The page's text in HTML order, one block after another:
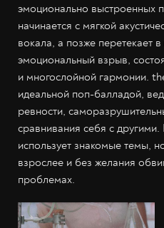
эмоционально выстроенных
начинается с мягкой
вокала, а позже перетекает
эмоциональный взрыв,
и многослойной гармонии.
идеальной поп-балладой,
ревности,
сравнивания себя с
использует знакомые темы,
взрослее и без желания
проблемах.